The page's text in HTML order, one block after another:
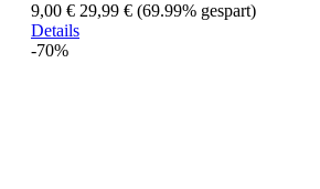
9,00 € 29,99 € (69.99% gespart)
Details
-70%